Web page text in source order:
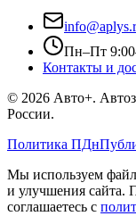
Пн–Пт
Контакты и
© 2026 Авто+.
России.
Политика ПДн
Мы используем
и улучшения сайта.
соглашаетесь с